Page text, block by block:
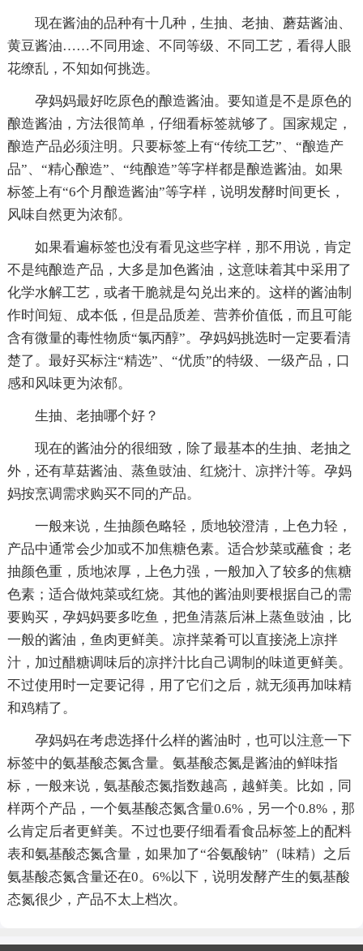
现在酱油的品种有十几种，生抽、老抽、蘑菇酱油、
黄豆酱油……不同用途、不同等级、不同工艺，看得人眼
花缭乱，不知如何挑选。
孕妈妈最好吃原色的酿造酱油。要知道是不是原色的
酿造酱油，方法很简单，仔细看标签就够了。国家规定，
酿造产品必须注明。只要标签上有“传统工艺”、“酿造产
品”、“精心酿造”、“纯酿造”等字样都是酿造酱油。如果
标签上有“6个月酿造酱油”等字样，说明发酵时间更长，
风味自然更为浓郁。
如果看遍标签也没有看见这些字样，那不用说，肯定
不是纯酿造产品，大多是加色酱油，这意味着其中采用了
化学水解工艺，或者干脆就是勾兑出来的。这样的酱油制
作时间短、成本低，但是品质差、营养价值低，而且可能
含有微量的毒性物质“氯丙醇”。孕妈妈挑选时一定要看清
楚了。最好买标注“精选”、“优质”的特级、一级产品，口
感和风味更为浓郁。
生抽、老抽哪个好？
现在的酱油分的很细致，除了最基本的生抽、老抽之
外，还有草菇酱油、蒸鱼豉油、红烧汁、凉拌汁等。孕妈
妈按烹调需求购买不同的产品。
一般来说，生抽颜色略轻，质地较澄清，上色力轻，
产品中通常会少加或不加焦糖色素。适合炒菜或蘸食；老
抽颜色重，质地浓厚，上色力强，一般加入了较多的焦糖
色素；适合做炖菜或红烧。其他的酱油则要根据自己的需
要购买，孕妈妈要多吃鱼，把鱼清蒸后淋上蒸鱼豉油，比
一般的酱油，鱼肉更鲜美。凉拌菜肴可以直接浇上凉拌
汁，加过醋糖调味后的凉拌汁比自己调制的味道更鲜美。
不过使用时一定要记得，用了它们之后，就无须再加味精
和鸡精了。
孕妈妈在考虑选择什么样的酱油时，也可以注意一下
标签中的氨基酸态氮含量。氨基酸态氮是酱油的鲜味指
标，一般来说，氨基酸态氮指数越高，越鲜美。比如，同
样两个产品，一个氨基酸态氮含量0.6%，另一个0.8%，那
么肯定后者更鲜美。不过也要仔细看看食品标签上的配料
表和氨基酸态氮含量，如果加了“谷氨酸钠”（味精）之后
氨基酸态氮含量还在0。6%以下，说明发酵产生的氨基酸
态氮很少，产品不太上档次。